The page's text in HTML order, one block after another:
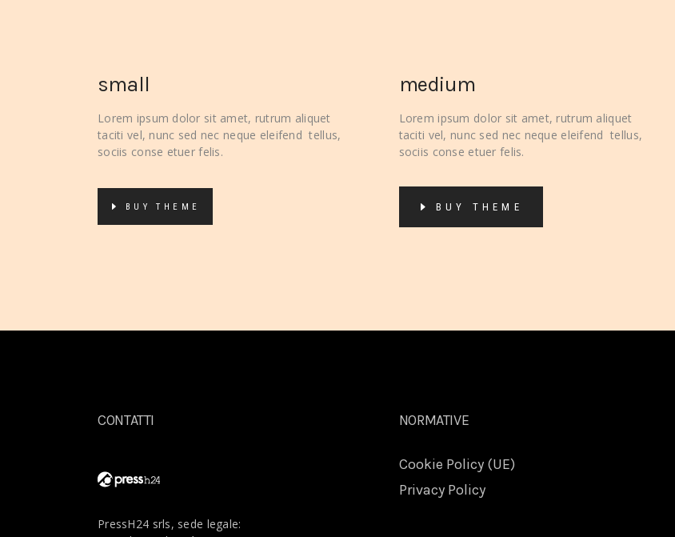
small
Lorem ipsum dolor sit amet, rutrum aliquet
taciti vel, nunc sed nec neque eleifend tellus,
sociis conse etuer felis.
BUY THEME
medium
Lorem ipsum dolor sit amet, rutrum aliquet
taciti vel, nunc sed nec neque eleifend tellus,
sociis conse etuer felis.
BUY THEME
CONTATTI
PressH24 srls, sede legale:
NORMATIVE
Cookie Policy (UE)
Privacy Policy